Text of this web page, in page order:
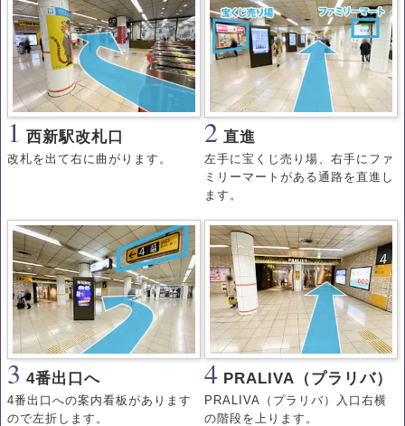
1 西新駅改札口
改札を出て右に曲がります。
2 直進
左手に宝くじ売り場、右手にファ
ミリーマートがある通路を直進し
ます。
3 4番出口へ
4番出口への案内看板があります
ので左折します。
4 PRALIVA（プラリバ）
PRALIVA（プラリバ）入口右横
の階段を上ります。